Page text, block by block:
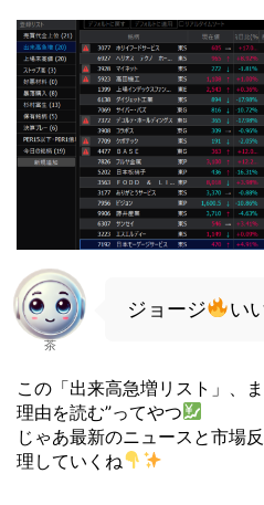
茶
ジョージ い
この「出来高急増リスト」、
理由を読む”ってやつ
じゃあ最新のニュースと市場
理していくね